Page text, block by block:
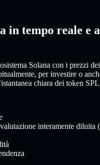
in tempo reale e
Solana con i prezzi
per investire o
chiara dei token
interamente diluita